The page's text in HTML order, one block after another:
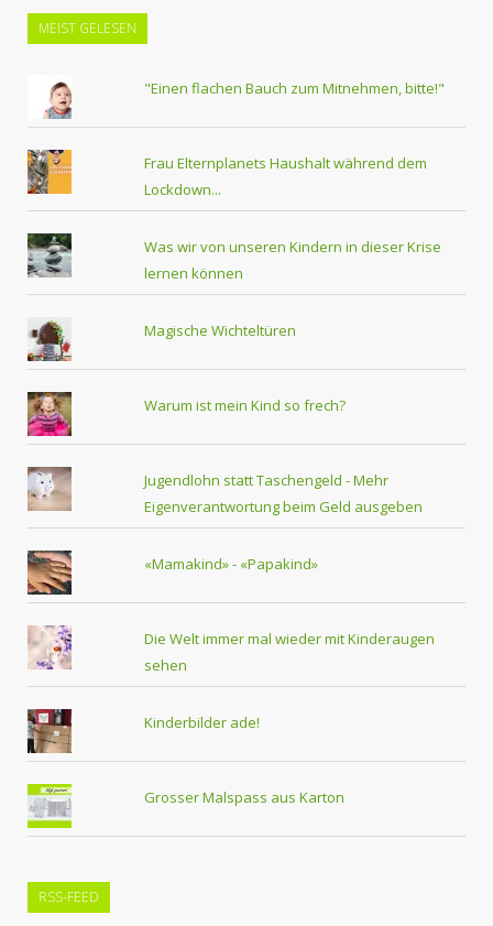
MEIST GELESEN
"Einen flachen Bauch zum Mitnehmen, bitte!"
Frau Elternplanets Haushalt während dem
Lockdown...
Was wir von unseren Kindern in dieser Krise
lernen können
Magische Wichteltüren
Warum ist mein Kind so frech?
Jugendlohn statt Taschengeld - Mehr
Eigenverantwortung beim Geld ausgeben
«Mamakind» - «Papakind»
Die Welt immer mal wieder mit Kinderaugen
sehen
Kinderbilder ade!
Grosser Malspass aus Karton
RSS-FEED